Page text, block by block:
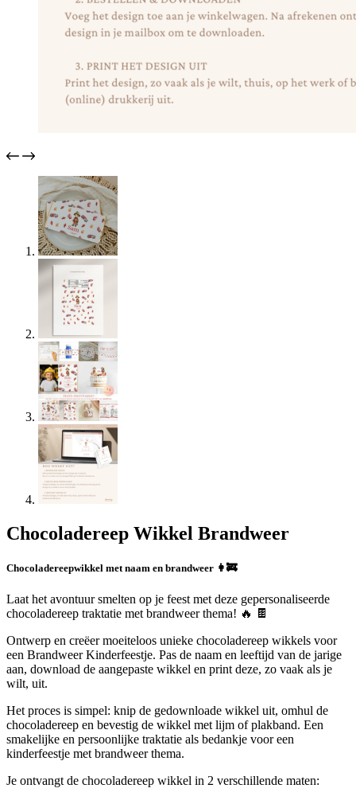
Chocoladereep Wikkel Brandweer
Chocoladereepwikkel met naam en brandweer 👩‍🚒
Laat het avontuur smelten op je feest met deze gepersonaliseerde
chocoladereep traktatie met brandweer thema! 🔥 🍫
Ontwerp en creëer moeiteloos unieke chocoladereep wikkels voor
een Brandweer Kinderfeestje. Pas de naam en leeftijd van de jarige
aan, download de aangepaste wikkel en print deze, zo vaak als je
wilt, uit.
Het proces is simpel: knip de gedownloade wikkel uit, omhul de
chocoladereep en bevestig de wikkel met lijm of plakband. Een
smakelijke en persoonlijke traktatie als bedankje voor een
kinderfeestje met brandweer thema.
Je ontvangt de chocoladereep wikkel in 2 verschillende maten: